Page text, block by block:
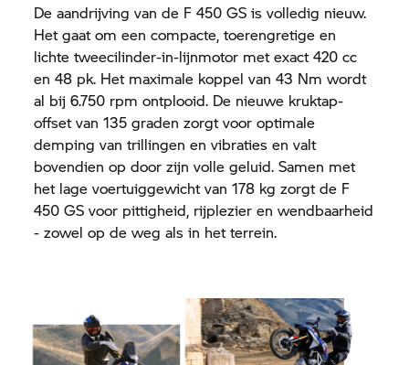
De aandrijving van de F 450 GS is volledig nieuw.
Het gaat om een compacte, toerengretige en
lichte tweecilinder-in-lijnmotor met exact 420 cc
en 48 pk. Het maximale koppel van 43 Nm wordt
al bij 6.750 rpm ontplooid. De nieuwe kruktap-
offset van 135 graden zorgt voor optimale
demping van trillingen en vibraties en valt
bovendien op door zijn volle geluid. Samen met
het lage voertuiggewicht van 178 kg zorgt de F
450 GS voor pittigheid, rijplezier en wendbaarheid
- zowel op de weg als in het terrein.